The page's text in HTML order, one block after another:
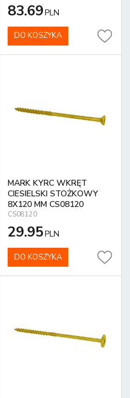
83.69PLN
DO KOSZYKA
MARK KYRC WKRĘT
CIESIELSKI STOŻKOWY
8X120 MM CS08120
CS08120
29.95PLN
DO KOSZYKA